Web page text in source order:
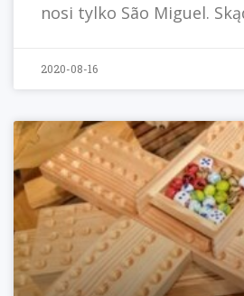
nosi tylko São Miguel.
2020-08-16